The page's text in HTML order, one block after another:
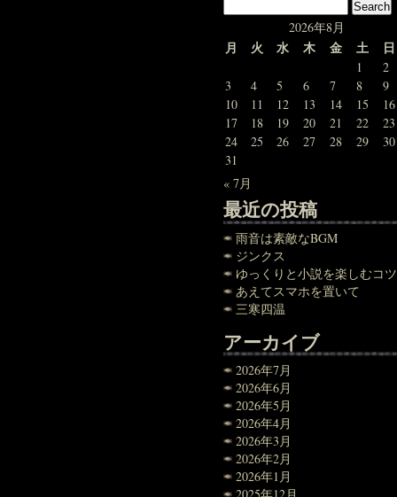
2026年8月
月 火 水 木 金 土 日
1
2
3
4 5 6 7 8
9
10
11 12 13 14 15
16
17
18 19 20 21 22
23
24
25 26 27 28 29
30
31
« 7月
最近の投稿
雨音は素敵なBGM
ジンクス
ゆっくりと小説を楽しむコツ
あえてスマホを置いて
三寒四温
アーカイブ
2026年7月
2026年6月
2026年5月
2026年4月
2026年3月
2026年2月
2026年1月